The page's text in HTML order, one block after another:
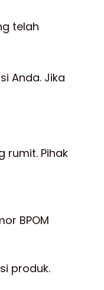
telah
Anda. Jika
rumit. Pihak
BPOM
produk.